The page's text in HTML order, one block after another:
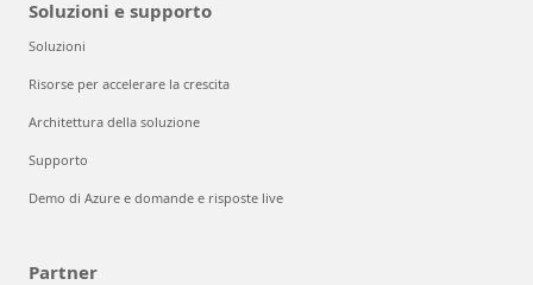
Soluzioni e supporto
Soluzioni
Risorse per accelerare la crescita
Architettura della soluzione
Supporto
Demo di Azure e domande e risposte live
Partner